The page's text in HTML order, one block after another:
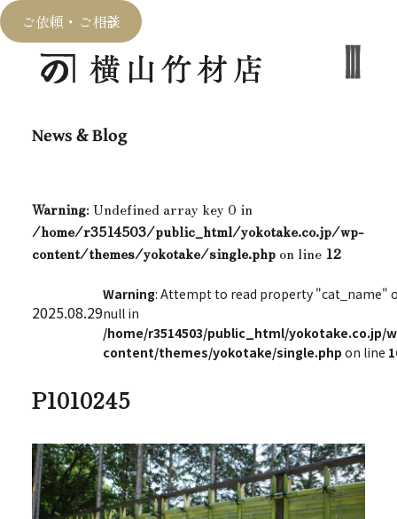
ご依頼・ご相談
News & Blog
Warning: Undefined array key 0 in
/home/r3514503/public_html/yokotake.co.jp/wp-
content/themes/yokotake/single.phpon line 12
2025.08.29
Warning: Attempt to read property "cat_name"
null in
/home/r3514503/public_html/yokotake.co.jp/
content/themes/yokotake/single.php on line
P1010245